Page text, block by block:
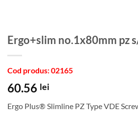
Ergo+slim no.1x80mm pz
Cod produs: 02165
60.56 lei
Ergo Plus® Slimline PZ Type VDE